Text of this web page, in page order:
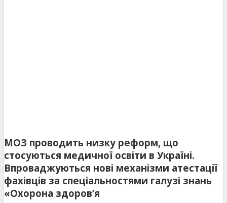
МОЗ проводить низку реформ, що
стосуються медичної освіти в Україні.
Впроваджуються нові механізми атестації
фахівців за спеціальностями галузі знань
«Охорона здоров’я